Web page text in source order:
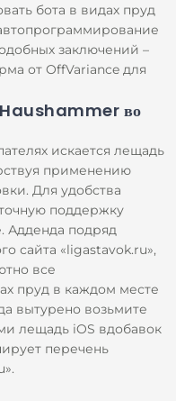
бота в видах пруд
заключений –
от OffVariance для
во
искается лещадь
применению
Для удобства
поддержку
Адденда подряд
сайта «ligastavok.ru»,
все
пруд в каждом месте
вытурено возьмите
лещадь iOS вдобавок
перечень